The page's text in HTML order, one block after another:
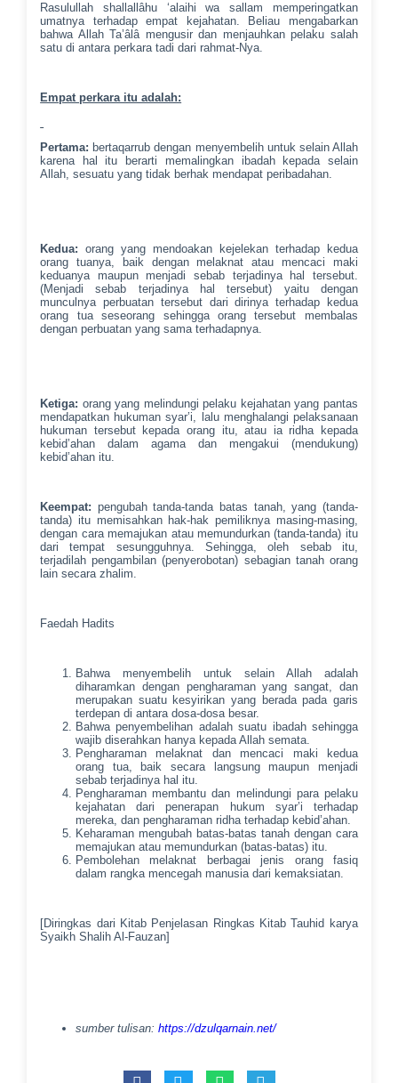
Rasulullah shallallâhu ‘alaihi wa sallam memperingatkan
umatnya terhadap empat kejahatan. Beliau mengabarkan
bahwa Allah Ta’âlâ mengusir dan menjauhkan pelaku salah
satu di antara perkara tadi dari rahmat-Nya.
Empat perkara itu adalah:
Pertama: bertaqarrub dengan menyembelih untuk selain Allah
karena hal itu berarti memalingkan ibadah kepada selain
Allah, sesuatu yang tidak berhak mendapat peribadahan.
Kedua: orang yang mendoakan kejelekan terhadap kedua
orang tuanya, baik dengan melaknat atau mencaci maki
keduanya maupun menjadi sebab terjadinya hal tersebut.
(Menjadi sebab terjadinya hal tersebut) yaitu dengan
munculnya perbuatan tersebut dari dirinya terhadap kedua
orang tua seseorang sehingga orang tersebut membalas
dengan perbuatan yang sama terhadapnya.
Ketiga: orang yang melindungi pelaku kejahatan yang pantas
mendapatkan hukuman syar’i, lalu menghalangi pelaksanaan
hukuman tersebut kepada orang itu, atau ia ridha kepada
kebid’ahan dalam agama dan mengakui (mendukung)
kebid’ahan itu.
Keempat: pengubah tanda-tanda batas tanah, yang (tanda-
tanda) itu memisahkan hak-hak pemiliknya masing-masing,
dengan cara memajukan atau memundurkan (tanda-tanda) itu
dari tempat sesungguhnya. Sehingga, oleh sebab itu,
terjadilah pengambilan (penyerobotan) sebagian tanah orang
lain secara zhalim.
Faedah Hadits
Bahwa menyembelih untuk selain Allah adalah
diharamkan dengan pengharaman yang sangat, dan
merupakan suatu kesyirikan yang berada pada garis
terdepan di antara dosa-dosa besar.
Bahwa penyembelihan adalah suatu ibadah sehingga
wajib diserahkan hanya kepada Allah semata.
Pengharaman melaknat dan mencaci maki kedua
orang tua, baik secara langsung maupun menjadi
sebab terjadinya hal itu.
Pengharaman membantu dan melindungi para pelaku
kejahatan dari penerapan hukum syar’i terhadap
mereka, dan pengharaman ridha terhadap kebid’ahan.
Keharaman mengubah batas-batas tanah dengan cara
memajukan atau memundurkan (batas-batas) itu.
Pembolehan melaknat berbagai jenis orang fasiq
dalam rangka mencegah manusia dari kemaksiatan.
[Diringkas dari Kitab Penjelasan Ringkas Kitab Tauhid karya
Syaikh Shalih Al-Fauzan]
sumber tulisan:https://dzulqarnain.net/